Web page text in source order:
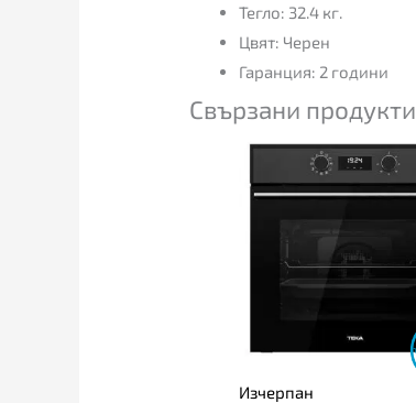
Тегло: 32.4 кг.
Цвят: Черен
Гаранция: 2 години
Свързани продукти
Изчерпан